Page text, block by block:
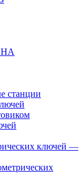
HA
станции
ключей —